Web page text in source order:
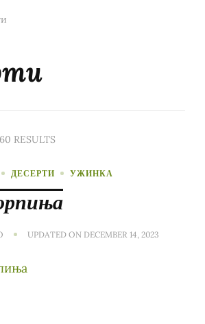
RESULTS
ДЕСЕРТИ УЖИНКА
UPDATED ON DECEMBER 14, 2023